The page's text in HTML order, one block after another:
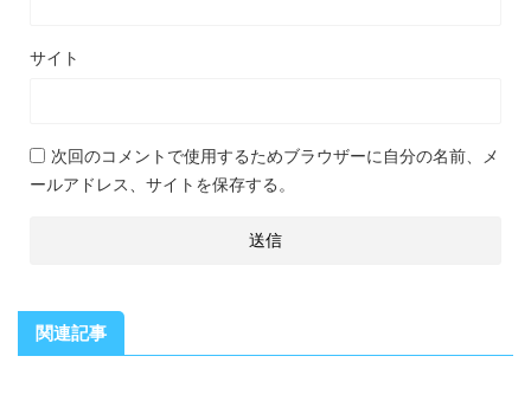
サイト
次回のコメントで使用するためブラウザーに自分の名前、メ
ールアドレス、サイトを保存する。
関連記事